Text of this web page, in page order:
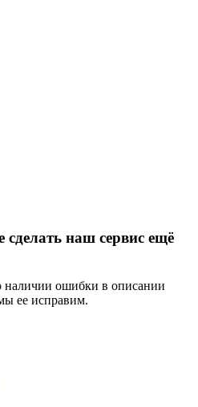
сделать наш сервис ещё
ошибки в описании
ее исправим.